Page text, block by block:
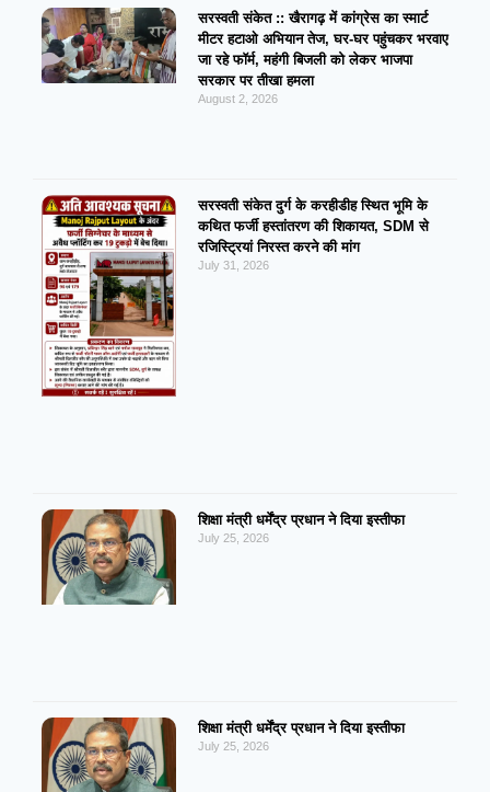
सरस्वती संकेत :: खैरागढ़ में कांग्रेस का स्मार्ट
मीटर हटाओ अभियान तेज, घर-घर पहुंचकर भरवाए
जा रहे फॉर्म, महंगी बिजली को लेकर भाजपा
सरकार पर तीखा हमला
August 2, 2026
सरस्वती संकेत दुर्ग के करहीडीह स्थित भूमि के
कथित फर्जी हस्तांतरण की शिकायत, SDM से
रजिस्ट्रियां निरस्त करने की मांग
July 31, 2026
शिक्षा मंत्री धर्मेंद्र प्रधान ने दिया इस्तीफा
July 25, 2026
शिक्षा मंत्री धर्मेंद्र प्रधान ने दिया इस्तीफा
July 25, 2026